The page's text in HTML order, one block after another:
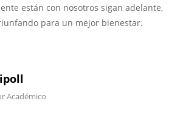
están con nosotros sigan adelante,
para un mejor bienestar.
Académico